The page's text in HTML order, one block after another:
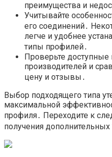
преимущества и
Учитывайте
его соединений․
легче и удобнее
типы профилей․
Проверьте доступные
производителей и
цену и отзывы․
Выбор подходящего типа
максимальной
профиля․ Переходите к
получения дополнительных